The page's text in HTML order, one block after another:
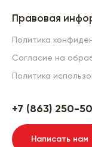
Правовая
Политика
Согласие на
Политика
+7 (863) 250-
Написать нам